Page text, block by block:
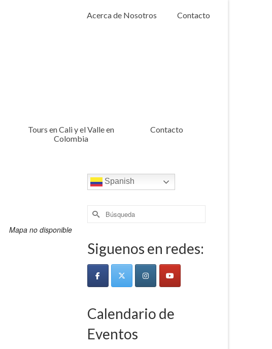
Acerca de Nosotros Contacto
Tours en Cali y el Valle en
Colombia
Contacto
Mapa no disponible
Spanish
Buscar
por:
Siguenos en redes:
Calendario de
Eventos